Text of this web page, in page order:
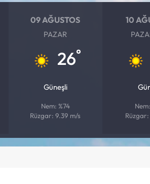
09 AĞUSTOS
PAZAR
26°
Güneşli
Nem: %74
Rüzgar: 9.39 m/s
10
Rüzgar: